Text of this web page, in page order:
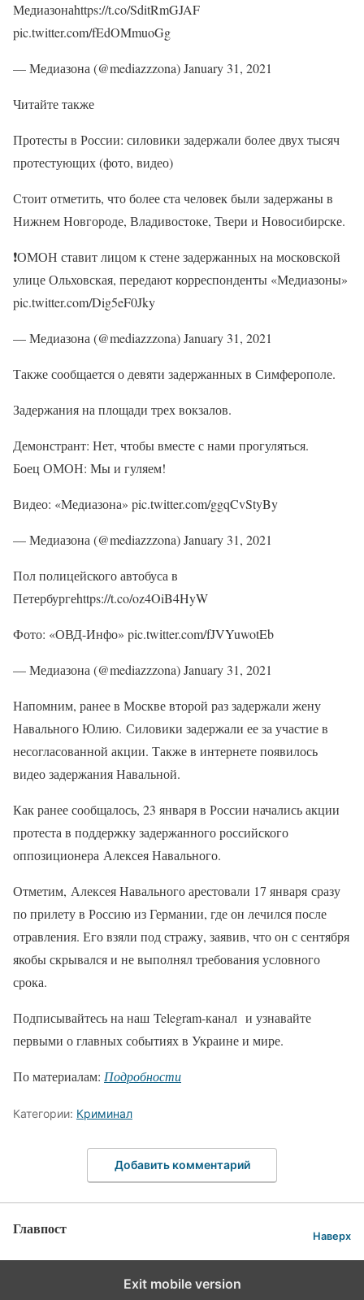
Медиазонаhttps://t.co/SditRmGJAF
pic.twitter.com/fEdOMmuoGg
— Медиазона (@mediazzzona) January 31, 2021
Читайте также
Протесты в России: силовики задержали более двух тысяч
протестующих (фото, видео)
Стоит отметить, что более ста человек были задержаны в
Нижнем Новгороде, Владивостоке, Твери и Новосибирске.
❗️ОМОН ставит лицом к стене задержанных на московской
улице Ольховская, передают корреспонденты «Медиазоны»
pic.twitter.com/Dig5eF0Jky
— Медиазона (@mediazzzona) January 31, 2021
Также сообщается о девяти задержанных в Симферополе.
Задержания на площади трех вокзалов.
Демонстрант: Нет, чтобы вместе с нами прогуляться.
Боец ОМОН: Мы и гуляем!
Видео: «Медиазона» pic.twitter.com/ggqCvStyBy
— Медиазона (@mediazzzona) January 31, 2021
Пол полицейского автобуса в
Петербургеhttps://t.co/oz4OiB4HyW
Фото: «ОВД-Инфо» pic.twitter.com/fJVYuwotEb
— Медиазона (@mediazzzona) January 31, 2021
Напомним, ранее в Москве второй раз задержали жену
Навального Юлию. Силовики задержали ее за участие в
несогласованной акции. Также в интернете появилось
видео задержания Навальной.
Как ранее сообщалось, 23 января в России начались акции
протеста в поддержку задержанного российского
оппозиционера Алексея Навального.
Отметим, Алексея Навального арестовали 17 января сразу
по прилету в Россию из Германии, где он лечился после
отравления. Его взяли под стражу, заявив, что он с сентября
якобы скрывался и не выполнял требования условного
срока.
Подписывайтесь на наш Telegram-канал и узнавайте
первыми о главных событиях в Украине и мире.
По материалам: Подробности
Категории: Криминал
Добавить комментарий
Главпост Наверх
Exit mobile version